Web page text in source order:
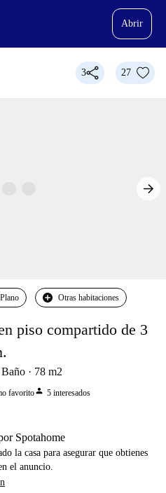
Abrir
3 27
Plano Otras habitaciones
piso compartido de 3
Baño 78 m2
favoritoperson 5 interesados
Spotahome
la casa para asegurar que obtienes
el anuncio.